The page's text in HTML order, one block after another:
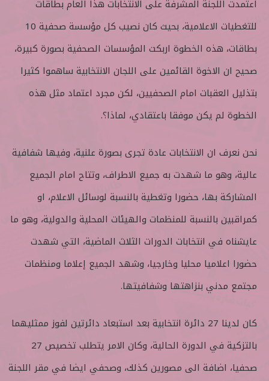
اعتمدت اللجنة المشرفة على الانتخابات هذا العام بطاقات
للتغطيات الاعلامية، بحيث كان نصيب كل مؤسسة صحفية 10
بطاقات، هذه الخطوة اربكت المؤسسات الصحفية بصورة كبيرة،
صحيح ان الاخوة القائمين على اللجان الانتخابية ساهموا كثيرا
بتذليل العقبات امام الصحفيين، لكن مجرد اعتماد مثل هذه
الخطوة لم يكن موفقا باعتقادي، لماذا؟.
نحن نعرف ان الانتخابات عادة تجرى بصورة علنية، وفيها شفافية
عالية، وهو ما شهدت به جميع الاطراف، وتتاح امام الجميع
المشاركة بها، حضورا وتغطية بالنسبة لوسائل الاعلام، او
كمراقبين بالنسبة للمنظمات والهيئات المحلية والدولية، وهو ما
عايشناه في انتخابات الدورات الثلاث الماضية، التي شهدت
حضورا اعلاميا محليا وخارجيا، وشهد الجميع إعلاما ومنظمات
مجتمع مدني بنزاهتها وشفافيتها.
كان لدينا 27 دائرة انتخابية بعد استبعاد دائرتين لفوز ممثليهما
بالتزكية في الدورة الحالية، وكان الامر يتطلب تخصيص 27
صحفيا، اضافة الى مصورين كذلك، وصحفي ايضا في مقر اللجنة